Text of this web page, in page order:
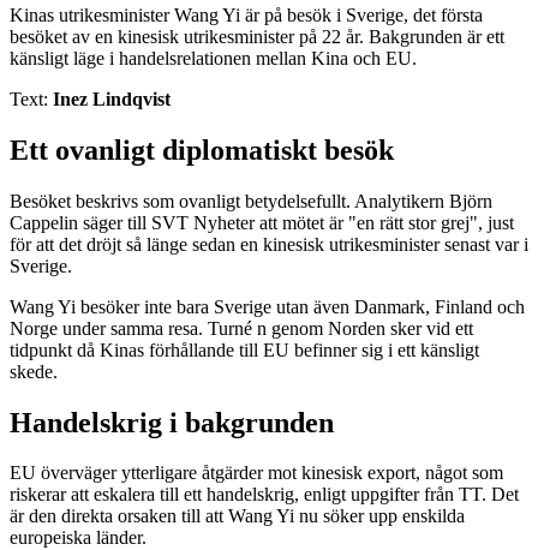
Kinas utrikesminister Wang Yi är på besök i Sverige, det första
besöket av en kinesisk utrikesminister på 22 år. Bakgrunden är ett
känsligt läge i handelsrelationen mellan Kina och EU.
Text: Inez Lindqvist
Ett ovanligt diplomatiskt besök
Besöket beskrivs som ovanligt betydelsefullt. Analytikern Björn
Cappelin säger till SVT Nyheter att mötet är "en rätt stor grej", just
för att det dröjt så länge sedan en kinesisk utrikesminister senast var i
Sverige.
Wang Yi besöker inte bara Sverige utan även Danmark, Finland och
Norge under samma resa. Turné n genom Norden sker vid ett
tidpunkt då Kinas förhållande till EU befinner sig i ett känsligt
skede.
Handelskrig i bakgrunden
EU överväger ytterligare åtgärder mot kinesisk export, något som
riskerar att eskalera till ett handelskrig, enligt uppgifter från TT. Det
är den direkta orsaken till att Wang Yi nu söker upp enskilda
europeiska länder.